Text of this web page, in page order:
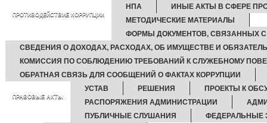
ПРОТИВОДЕЙСТВИЕ КОРРУПЦИИ
НПА
ИНЫЕ АКТЫ В СФЕРЕ
МЕТОДИЧЕСКИЕ МАТЕРИАЛЫ
ФОРМЫ ДОКУМЕНТОВ, СВЯЗАННЫХ
СВЕДЕНИЯ О ДОХОДАХ, РАСХОДАХ, ОБ ИМУЩЕСТВЕ И
КОМИССИЯ ПО СОБЛЮДЕНИЮ ТРЕБОВАНИЙ К СЛУЖЕБНОМУ
ОБРАТНАЯ СВЯЗЬ ДЛЯ СООБЩЕНИЙ О ФАКТАХ КОРРУПЦИИ
ПРАВОВЫЕ АКТЫ
УСТАВ РЕШЕНИЯ
ПРОЕКТЫ К
РАСПОРЯЖЕНИЯ АДМИНИСТРАЦИИ
ПУБЛИЧНЫЕ СЛУШАНИЯ
ФЕДЕРАЛЬНЫЕ